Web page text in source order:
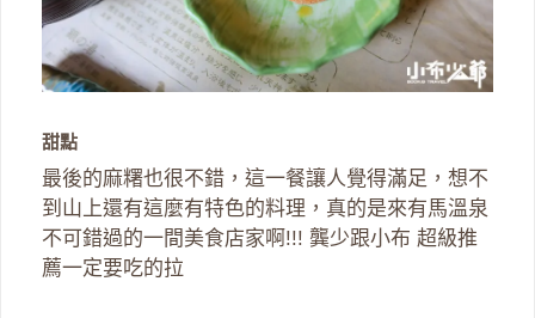
甜點
最後的麻糬也很不錯，這一餐讓人覺得滿足，想不
到山上還有這麼有特色的料理，真的是來有馬溫泉
不可錯過的一間美食店家啊!!! 龔少跟小布 超級推
薦一定要吃的拉